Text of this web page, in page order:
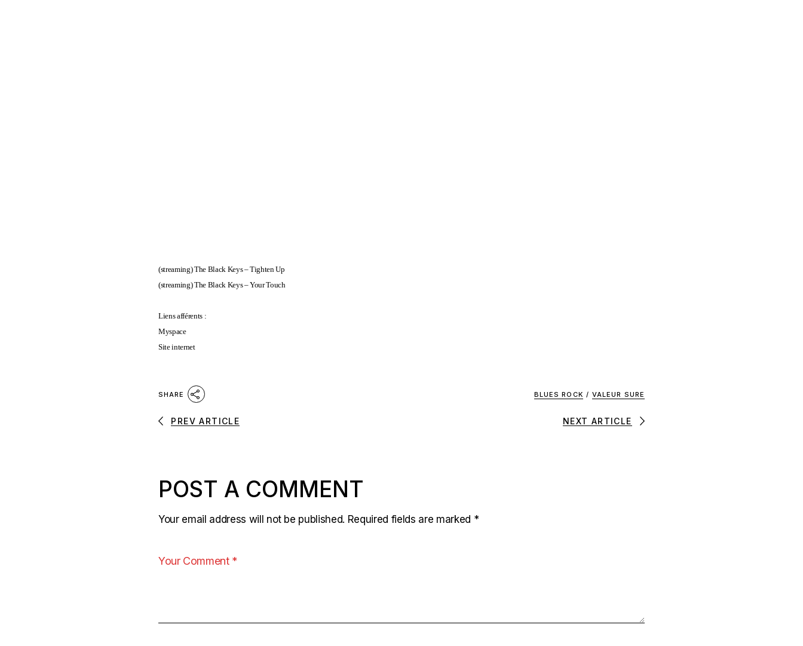
(streaming)The Black Keys – Tighten Up
(streaming)The Black Keys – Your Touch
Liens afférents :
Myspace
Site internet
SHARE BLUES ROCK / VALEUR SURE
PREV ARTICLE NEXT ARTICLE
POST A COMMENT
Your email address will not be published. Required fields are marked *